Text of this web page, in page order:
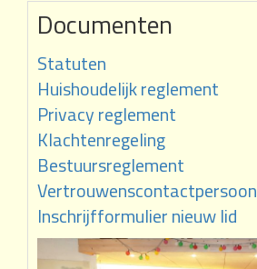
Documenten
Statuten
Huishoudelijk reglement
Privacy reglement
Klachtenregeling
Bestuursreglement
Vertrouwenscontactpersoon
Inschrijfformulier nieuw lid